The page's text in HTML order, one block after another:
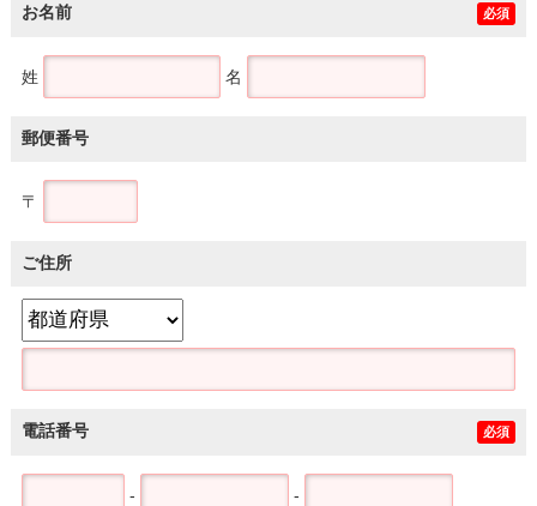
お名前 必須
姓 名
郵便番号
〒
ご住所
電話番号 必須
- -